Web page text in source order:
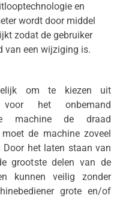
en
wordt door middel
zodat de gebruiker
van een wijziging is.
om te kiezen uit
voor het onbemand
machine de draad
de machine zoveel
het laten staan van
grootste delen van de
kunnen veilig zonder
grote en/of